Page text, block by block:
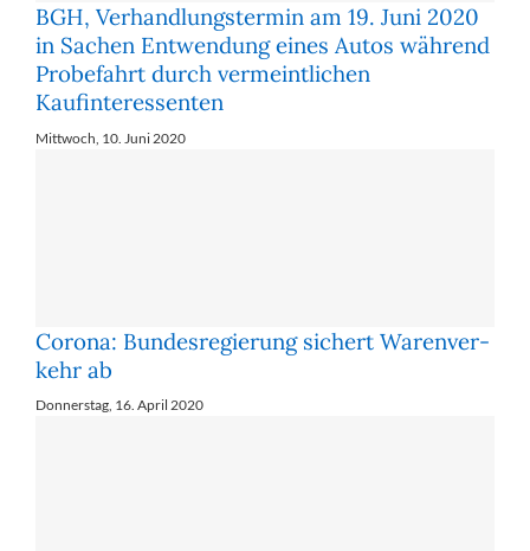
BGH, Verhandlungstermin am 19. Juni 2020
in Sachen Entwendung eines Autos während
Probefahrt durch vermeintlichen
Kaufinteressenten
Mittwoch, 10. Juni 2020
Corona: Bun­des­re­gie­rung si­chert Wa­ren­ver­
kehr ab
Donnerstag, 16. April 2020